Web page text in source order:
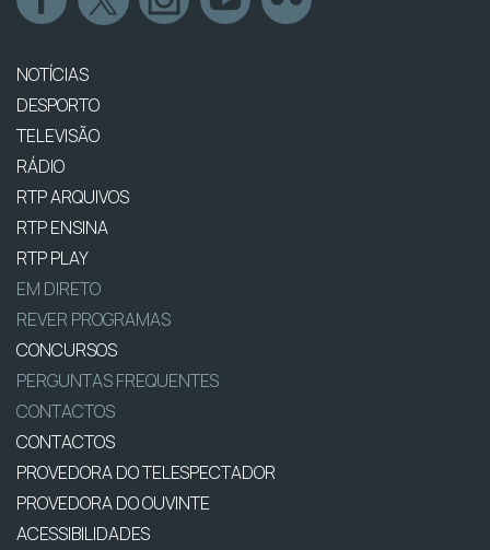
NOTÍCIAS
DESPORTO
TELEVISÃO
RÁDIO
RTP ARQUIVOS
RTP ENSINA
RTP PLAY
EM DIRETO
REVER PROGRAMAS
CONCURSOS
PERGUNTAS FREQUENTES
CONTACTOS
CONTACTOS
PROVEDORA DO TELESPECTADOR
PROVEDORA DO OUVINTE
ACESSIBILIDADES